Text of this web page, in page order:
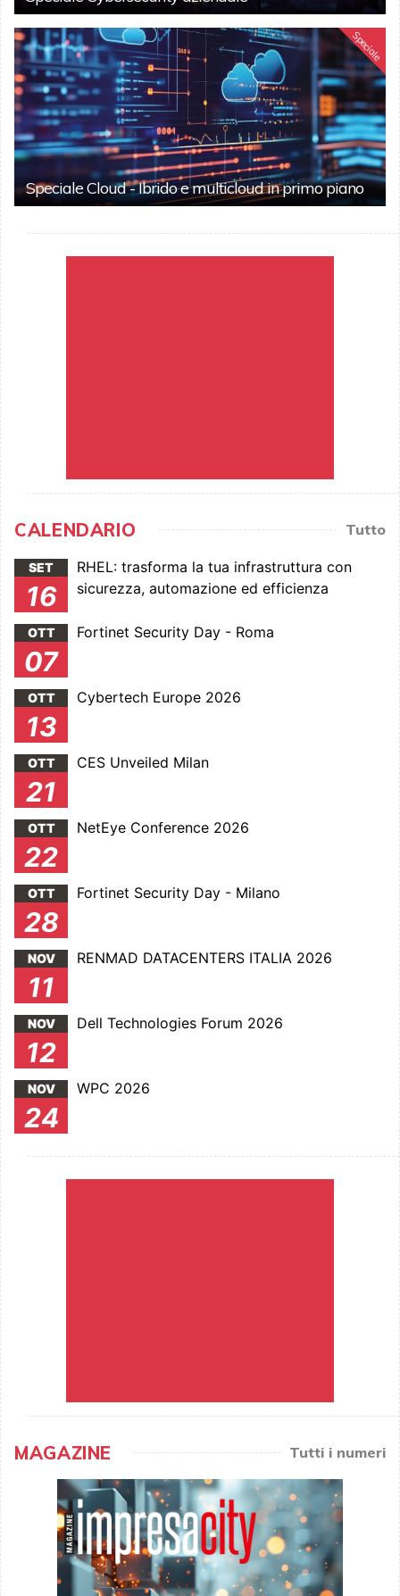
Speciale
Speciale Cloud - Ibrido e multicloud in primo piano
CALENDARIO Tutto
SET
16
RHEL: trasforma la tua infrastruttura con
sicurezza, automazione ed efficienza
OTT
07
Fortinet Security Day - Roma
OTT
13
Cybertech Europe 2026
OTT
21
CES Unveiled Milan
OTT
22
NetEye Conference 2026
OTT
28
Fortinet Security Day - Milano
NOV
11
RENMAD DATACENTERS ITALIA 2026
NOV
12
Dell Technologies Forum 2026
NOV
24
WPC 2026
MAGAZINE Tutti i numeri